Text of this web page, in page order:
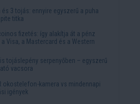
és 3 tojás: ennyire egyszerű a puha
titka
fizetés: így alakítja át a pénz
a Visa, a Mastercard és a Western
tojáslepény serpenyőben – egyszerű
vacsora
okostelefon-kamera vs mindennapi
igények